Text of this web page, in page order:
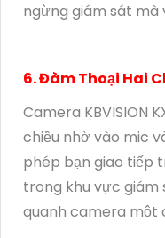
ngừng giám sát mà
6. Đàm Thoại Hai
Camera KBVISION
chiều nhờ vào mic
phép bạn giao tiếp
trong khu vực giám
quanh camera một